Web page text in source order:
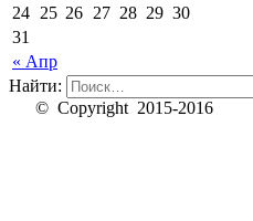
« Апр
24 25 26 27 28 29 30
31
Найти:
© Copyright 2015-2016